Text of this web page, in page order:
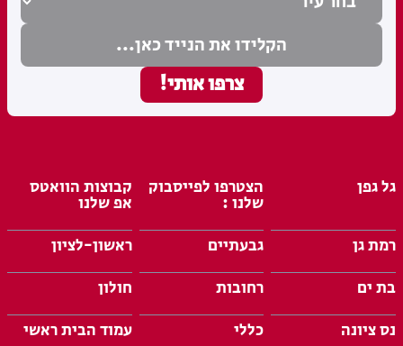
גל גפן הצטרפו לפייסבוק
שלנו :
קבוצות הוואטס
אפ שלנו
רמת גן
גבעתיים
ראשון-לציון
בת ים
רחובות
חולון
נס ציונה
כללי עמוד הבית ראשי